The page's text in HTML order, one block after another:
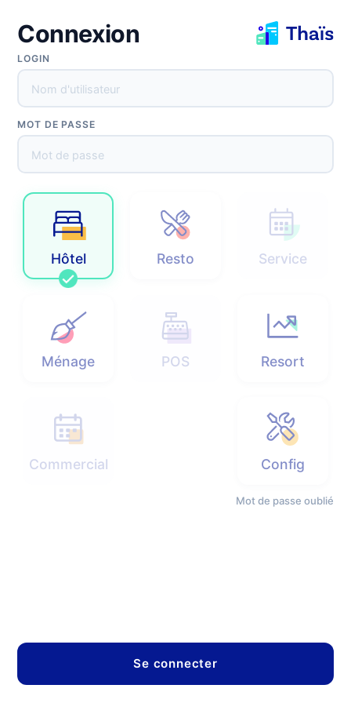
Connexion
LOGIN
MOT DE PASSE
Hôtel Resto Service
Ménage POS Resort
Commercial Config
Mot de passe oublié
Réinitialisation du mot de passe
Envoyer
Retour
Se connecter